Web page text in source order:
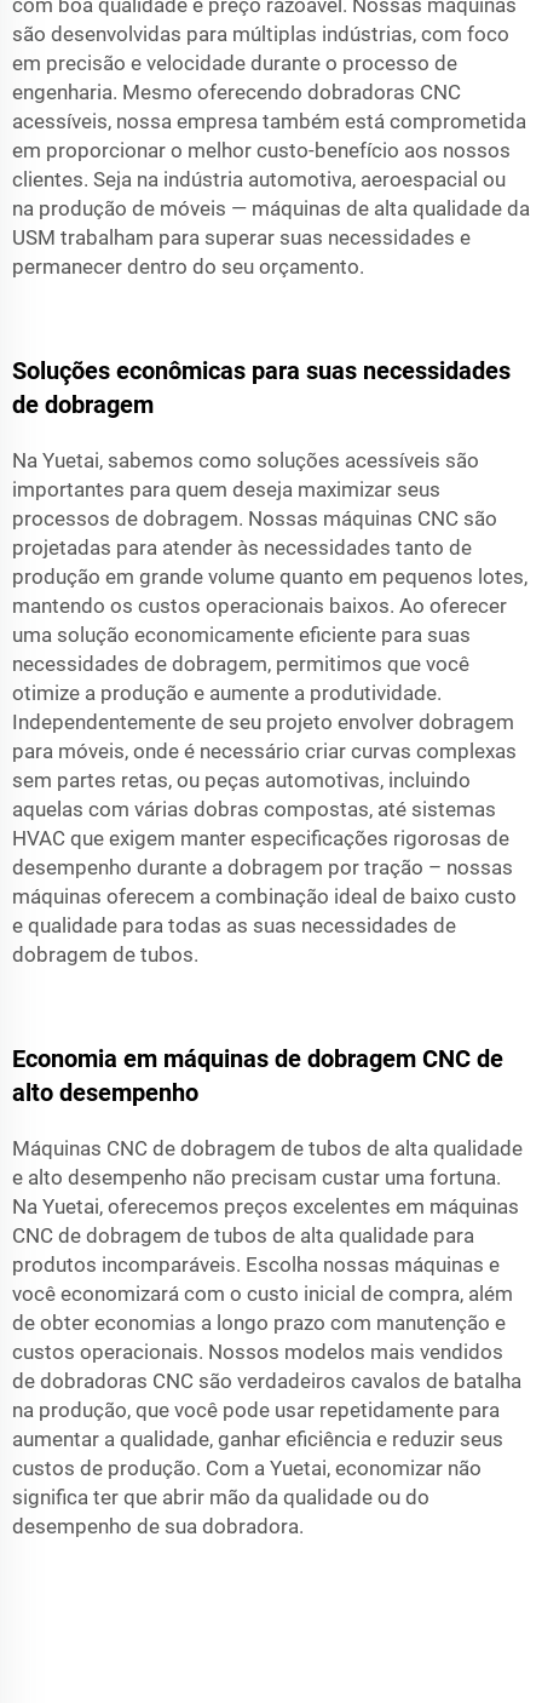
são desenvolvidas para múltiplas indústrias, com foco
em precisão e velocidade durante o processo de
engenharia. Mesmo oferecendo dobradoras CNC
acessíveis, nossa empresa também está comprometida
em proporcionar o melhor custo-benefício aos nossos
clientes. Seja na indústria automotiva, aeroespacial ou
na produção de móveis — máquinas de alta qualidade da
USM trabalham para superar suas necessidades e
permanecer dentro do seu orçamento.
Soluções econômicas para suas necessidades
de dobragem
Na Yuetai, sabemos como soluções acessíveis são
importantes para quem deseja maximizar seus
processos de dobragem. Nossas máquinas CNC são
projetadas para atender às necessidades tanto de
produção em grande volume quanto em pequenos lotes,
mantendo os custos operacionais baixos. Ao oferecer
uma solução economicamente eficiente para suas
necessidades de dobragem, permitimos que você
otimize a produção e aumente a produtividade.
Independentemente de seu projeto envolver dobragem
para móveis, onde é necessário criar curvas complexas
sem partes retas, ou peças automotivas, incluindo
aquelas com várias dobras compostas, até sistemas
HVAC que exigem manter especificações rigorosas de
desempenho durante a dobragem por tração – nossas
máquinas oferecem a combinação ideal de baixo custo
e qualidade para todas as suas necessidades de
dobragem de tubos.
Economia em máquinas de dobragem CNC de
alto desempenho
Máquinas CNC de dobragem de tubos de alta qualidade
e alto desempenho não precisam custar uma fortuna.
Na Yuetai, oferecemos preços excelentes em máquinas
CNC de dobragem de tubos de alta qualidade para
produtos incomparáveis. Escolha nossas máquinas e
você economizará com o custo inicial de compra, além
de obter economias a longo prazo com manutenção e
custos operacionais. Nossos modelos mais vendidos
de dobradoras CNC são verdadeiros cavalos de batalha
na produção, que você pode usar repetidamente para
aumentar a qualidade, ganhar eficiência e reduzir seus
custos de produção. Com a Yuetai, economizar não
significa ter que abrir mão da qualidade ou do
desempenho de sua dobradora.